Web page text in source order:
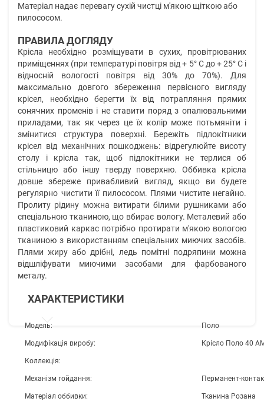
Матеріал надає перевагу сухій чистці м'якою щіткою або
пилососом.
ПРАВИЛА ДОГЛЯДУ
Крісла необхідно розміщувати в сухих, провітрюваних
приміщеннях (при температурі повітря від + 5° C до + 25° C і
відносній вологості повітря від 30% до 70%). Для
максимально довгого збереження первісного вигляду
крісел, необхідно берегти їх від потрапляння прямих
сонячних променів і не ставити поряд з опалювальними
приладами, так як через це їх колір може потьмяніти і
змінитися структура поверхні. Бережіть підлокітники
крісел від механічних пошкоджень: відрегулюйте висоту
столу і крісла так, щоб підлокітники не терлися об
стільницю або іншу тверду поверхню. Оббивка крісла
довше збереже привабливий вигляд, якщо ви будете
регулярно чистити її пилососом. Плями чистите негайно.
Пролиту рідину можна витирати білими рушниками або
спеціальною тканиною, що вбирає вологу. Металевий або
пластиковий каркас потрібно протирати м'якою вологою
тканиною з використанням спеціальних миючих засобів.
Плями жиру або дрібні, ледь помітні подряпини можна
відшліфувати миючими засобами для фарбованого
металу.
ХАРАКТЕРИСТИКИ
Модель: Поло
Модифікація виробу: Крісло Поло 40
Коллекція:
Механізм гойдання: Перманент-
Матеріал оббивки: Тканина Розана